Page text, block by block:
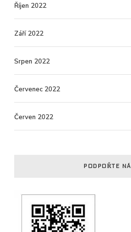
Říjen 2022
Září 2022
Srpen 2022
Červenec 2022
Červen 2022
PODPOŘTE